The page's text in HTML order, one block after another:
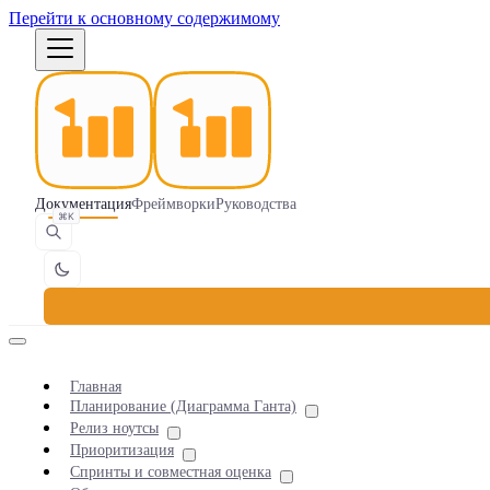
Перейти к основному содержимому
ДокументацияФреймворкиРуководства
⌘K
Главная
Планирование (Диаграмма Ганта)
Релиз ноутсы
Приоритизация
Спринты и совместная оценка